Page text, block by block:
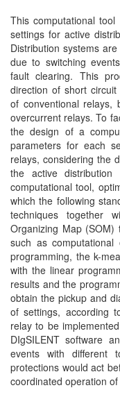
This computational
settings for active
Distribution systems
due to switching
fault clearing. This
direction of short
of conventional relays,
overcurrent relays. To
the design of a
parameters for each
relays, considering the
the active
computational tool,
which the following
techniques together
Organizing Map (SOM)
such as
programming, the k-
with the linear
results and the
obtain the pickup and
of settings, according
relay to be
DIgSILENT software
events with different
protections would act
coordinated operation